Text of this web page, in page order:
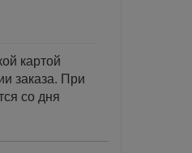
картой
заказа. При
со дня